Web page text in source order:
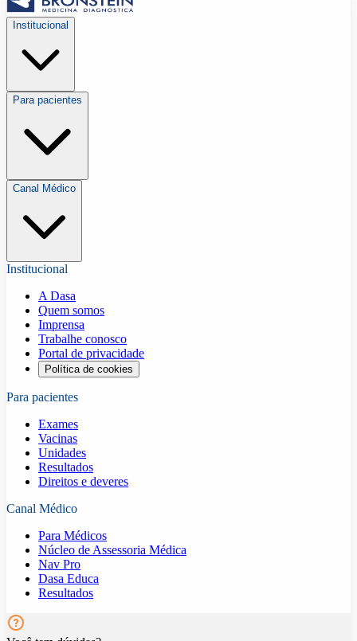
Institucional
Para pacientes
Canal Médico
Institucional
A Dasa
Quem somos
Imprensa
Trabalhe conosco
Portal de privacidade
Política de cookies
Para pacientes
Exames
Vacinas
Unidades
Resultados
Direitos e deveres
Canal Médico
Para Médicos
Núcleo de Assessoria Médica
Nav Pro
Dasa Educa
Resultados